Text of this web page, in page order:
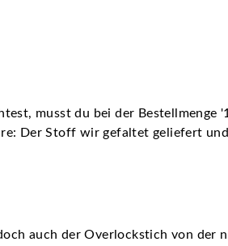
musst du bei der Bestellmenge
Der Stoff wir gefaltet geliefert
auch der Overlockstich von der